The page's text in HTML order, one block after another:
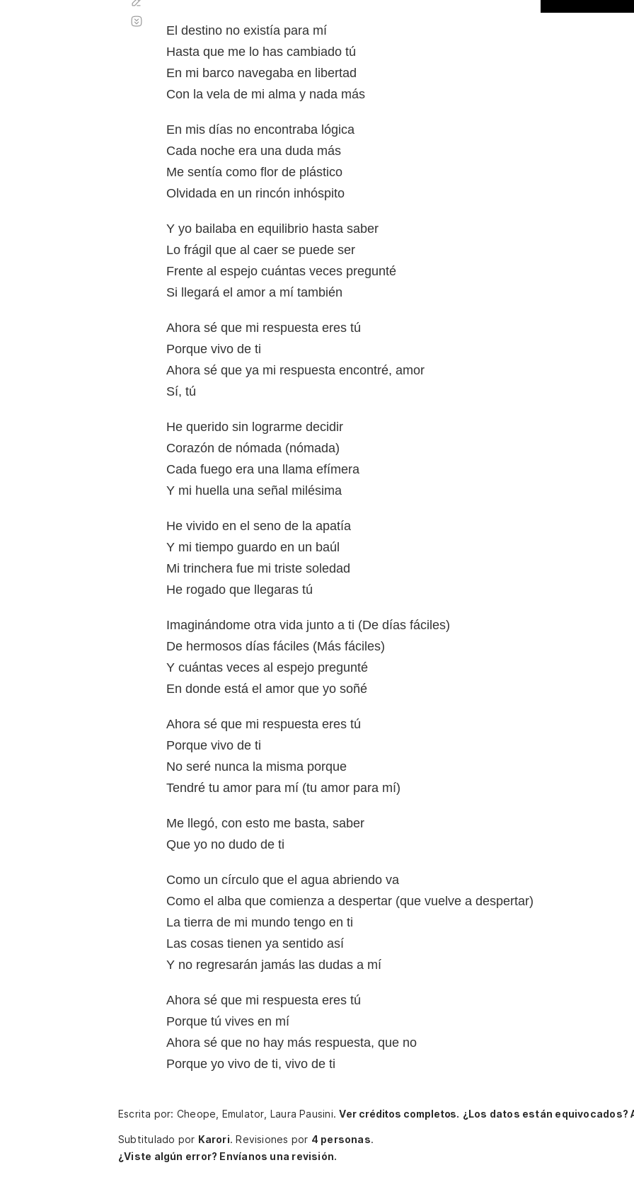
El destino no existía para mí
Hasta que me lo has cambiado tú
En mi barco navegaba en libertad
Con la vela de mi alma y nada más
En mis días no encontraba lógica
Cada noche era una duda más
Me sentía como flor de plástico
Olvidada en un rincón inhóspito
Y yo bailaba en equilibrio hasta saber
Lo frágil que al caer se puede ser
Frente al espejo cuántas veces pregunté
Si llegará el amor a mí también
Ahora sé que mi respuesta eres tú
Porque vivo de ti
Ahora sé que ya mi respuesta encontré, amor
Sí, tú
He querido sin lograrme decidir
Corazón de nómada (nómada)
Cada fuego era una llama efímera
Y mi huella una señal milésima
He vivido en el seno de la apatía
Y mi tiempo guardo en un baúl
Mi trinchera fue mi triste soledad
He rogado que llegaras tú
Imaginándome otra vida junto a ti (De días fáciles)
De hermosos días fáciles (Más fáciles)
Y cuántas veces al espejo pregunté
En donde está el amor que yo soñé
Ahora sé que mi respuesta eres tú
Porque vivo de ti
No seré nunca la misma porque
Tendré tu amor para mí (tu amor para mí)
Me llegó, con esto me basta, saber
Que yo no dudo de ti
Como un círculo que el agua abriendo va
Como el alba que comienza a despertar (que vuelve a despertar)
La tierra de mi mundo tengo en ti
Las cosas tienen ya sentido así
Y no regresarán jamás las dudas a mí
Ahora sé que mi respuesta eres tú
Porque tú vives en mí
Ahora sé que no hay más respuesta, que no
Porque yo vivo de ti, vivo de ti
automático
Escrita por: Cheope, Emulator, Laura Pausini.Ver créditos completos. ¿Los datos están equivocados?
Subtitulado por Karori.Revisiones por 4 personas.
¿Viste algún error? Envíanos una revisión.